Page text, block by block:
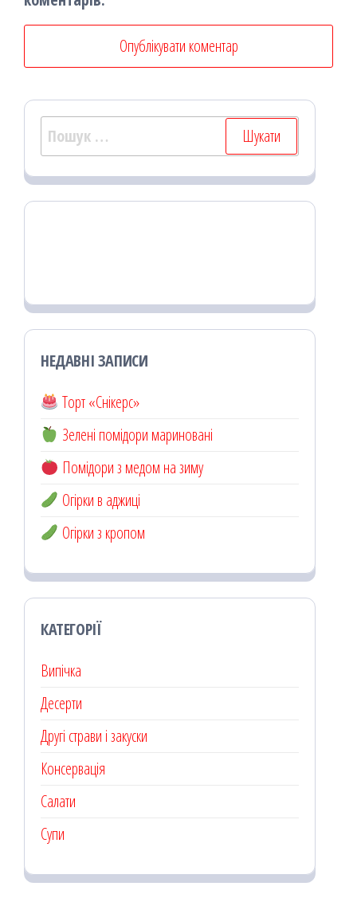
Пошук:
НЕДАВНІ ЗАПИСИ
Торт «Снікерс»
Зелені помідори мариновані
Помідори з медом на зиму
Огірки в аджиці
Огірки з кропом
КАТЕГОРІЇ
Випічка
Десерти
Другі страви і закуски
Консервація
Салати
Супи